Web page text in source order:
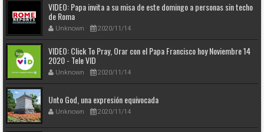
VIDEO: Papa invita a su misa de este domingo a personas sin techo
de Roma
Unknown 2020/11/14
VIDEO: Click To Pray, Orar con el Papa Francisco hoy Noviembre 14
2020 - Tele VID
Unknown 2020/11/14
Unto God, una expresión equivocada
Unknown 2020/11/14